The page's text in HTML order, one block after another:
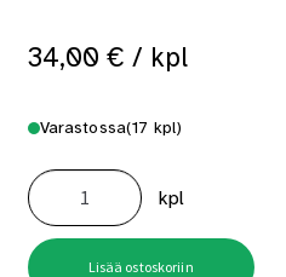
34,00 € / kpl
Varastossa(17 kpl)
Lautasventtiili
160mm
RK-
PK
160
Puukansi
määrä
kpl
Lisää ostoskoriin